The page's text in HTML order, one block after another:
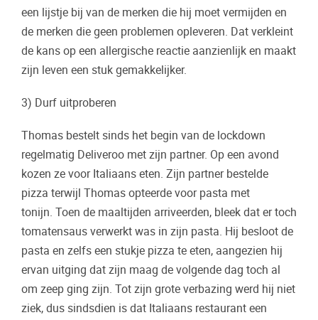
een lijstje bij van de merken die hij moet vermijden en
de merken die geen problemen opleveren. Dat verkleint
de kans op een allergische reactie aanzienlijk en maakt
zijn leven een stuk gemakkelijker.
3) Durf uitproberen
Thomas bestelt sinds het begin van de lockdown
regelmatig Deliveroo met zijn partner. Op een avond
kozen ze voor Italiaans eten. Zijn partner bestelde
pizza terwijl Thomas opteerde voor pasta met
tonijn. Toen de maaltijden arriveerden, bleek dat er toch
tomatensaus verwerkt was in zijn pasta. Hij besloot de
pasta en zelfs een stukje pizza te eten, aangezien hij
ervan uitging dat zijn maag de volgende dag toch al
om zeep ging zijn. Tot zijn grote verbazing werd hij niet
ziek, dus sindsdien is dat Italiaans restaurant een